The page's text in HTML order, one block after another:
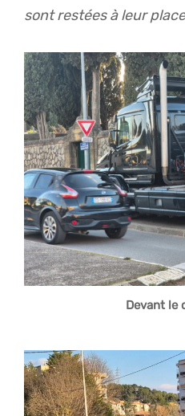
sont restées à leur
Devant le